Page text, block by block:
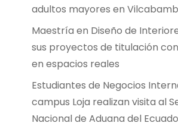
adultos mayores en
Maestría en Diseño de
sus proyectos de titulación
en espacios reales
Estudiantes de Negocios
campus Loja realizan visita al
Nacional de Aduana del